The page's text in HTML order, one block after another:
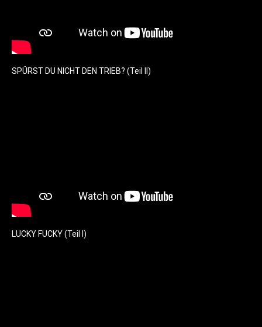
SPÜRST DU NICHT DEN TRIEB? (Teil II)
LUCKY FUCKY (Teil I)